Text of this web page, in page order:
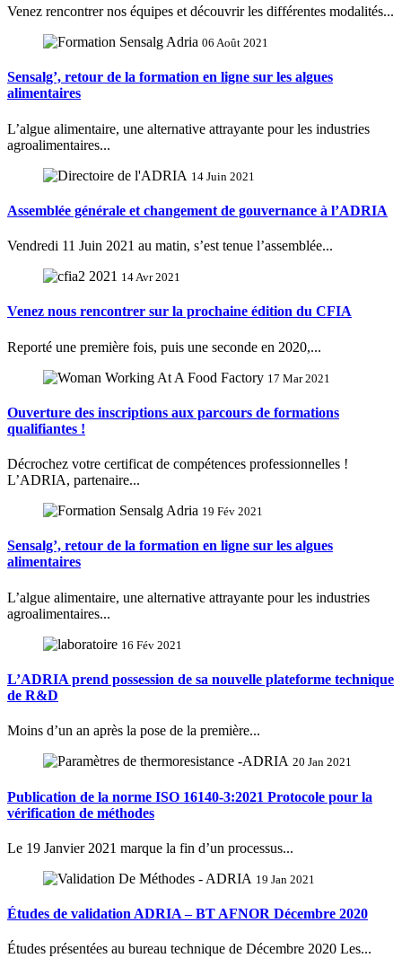
Venez rencontrer nos équipes et découvrir les différentes modalités...
06 Août 2021
Sensalg’, retour de la formation en ligne sur les algues
alimentaires
L’algue alimentaire, une alternative attrayante pour les industries
agroalimentaires...
14 Juin 2021
Assemblée générale et changement de gouvernance à l’ADRIA
Vendredi 11 Juin 2021 au matin, s’est tenue l’assemblée...
14 Avr 2021
Venez nous rencontrer sur la prochaine édition du CFIA
Reporté une première fois, puis une seconde en 2020,...
17 Mar 2021
Ouverture des inscriptions aux parcours de formations
qualifiantes !
Décrochez votre certificat de compétences professionnelles !
L’ADRIA, partenaire...
19 Fév 2021
Sensalg’, retour de la formation en ligne sur les algues
alimentaires
L’algue alimentaire, une alternative attrayante pour les industries
agroalimentaires...
16 Fév 2021
L’ADRIA prend possession de sa nouvelle plateforme technique
de R&D
Moins d’un an après la pose de la première...
20 Jan 2021
Publication de la norme ISO 16140-3:2021 Protocole pour la
vérification de méthodes
Le 19 Janvier 2021 marque la fin d’un processus...
19 Jan 2021
Études de validation ADRIA – BT AFNOR Décembre 2020
Études présentées au bureau technique de Décembre 2020 Les...